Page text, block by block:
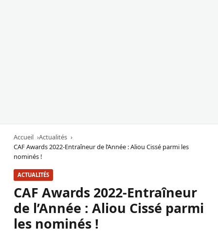
Accueil
Actualités
CAF Awards 2022-Entraîneur de l’Année : Aliou Cissé parmi les
nominés !
ACTUALITÉS
CAF Awards 2022-Entraîneur
de l’Année : Aliou Cissé parmi
les nominés !